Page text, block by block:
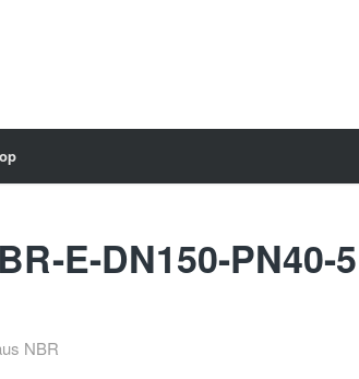
E-DN150-PN40-5
NBR